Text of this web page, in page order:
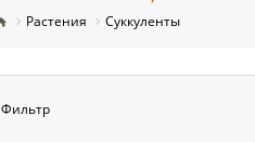
Растения Суккуленты
Фильтр